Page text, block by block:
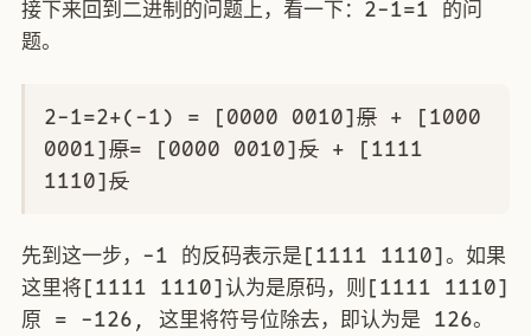
接下来回到二进制的问题上，看一下：2-1=1 的问
题。
2-1=2+(-1) = [0000 0010]原 + [1000
0001]原= [0000 0010]反 + [1111
1110]反
先到这一步，-1 的反码表示是[1111 1110]。如果
这里将[1111 1110]认为是原码，则[1111 1110]
原 = -126, 这里将符号位除去，即认为是 126。